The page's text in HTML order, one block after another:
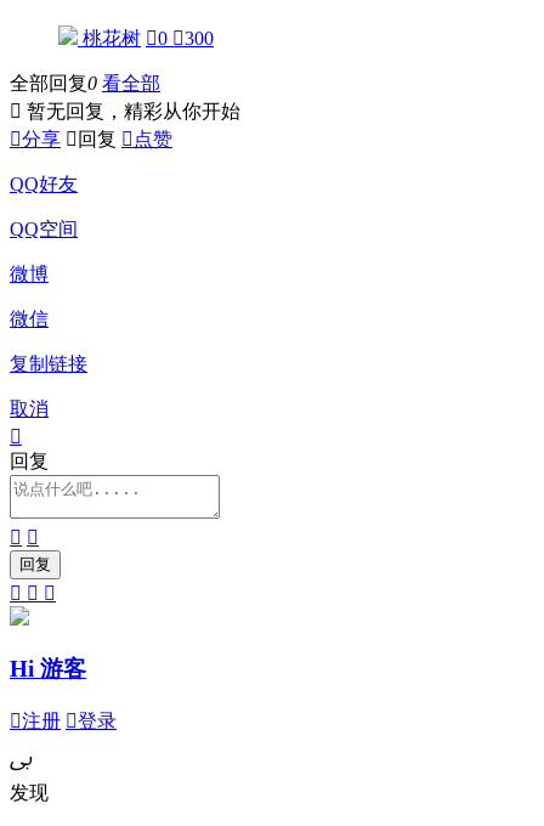
桃花树 0 300
全部回复0 看全部
 暂无回复，精彩从你开始
分享  回复  点赞
QQ好友
QQ空间
微博
微信
复制链接
取消

回复
 
  
Hi 游客
注册 登录
ﰉ
发现